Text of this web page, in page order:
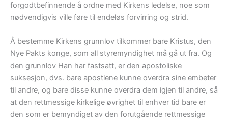
forgodtbefinnende å ordne med Kirkens ledelse, noe som
nødvendigvis ville føre til endeløs forvirring og strid.
Å bestemme Kirkens grunnlov tilkommer bare Kristus, den
Nye Pakts konge, som all styremyndighet må gå ut fra. Og
den grunnlov Han har fastsatt, er den apostoliske
suksesjon, dvs. bare apostlene kunne overdra sine embeter
til andre, og bare disse kunne overdra dem igjen til andre, så
at den rettmessige kirkelige øvrighet til enhver tid bare er
den som er bemyndiget av den forutgående rettmessige